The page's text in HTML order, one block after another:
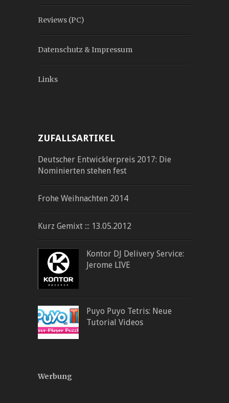
Reviews (PC)
Datenschutz & Impressum
Links
ZUFALLSARTIKEL
Deutscher Entwicklerpreis 2017: Die
Nominierten stehen fest
Frohe Weihnachten 2014
Kurz Gemixt ::: 13.05.2012
Kontor DJ Delivery Service:
Jerome LIVE
Puyo Puyo Tetris: Neue
Tutorial Videos
Werbung